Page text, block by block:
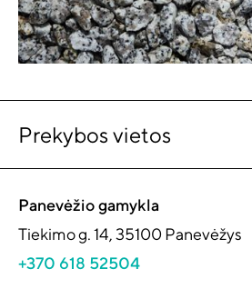
Prekybos vietos
Panevėžio gamykla
Tiekimo g. 14, 35100 Panevėžys
+370 618 52504